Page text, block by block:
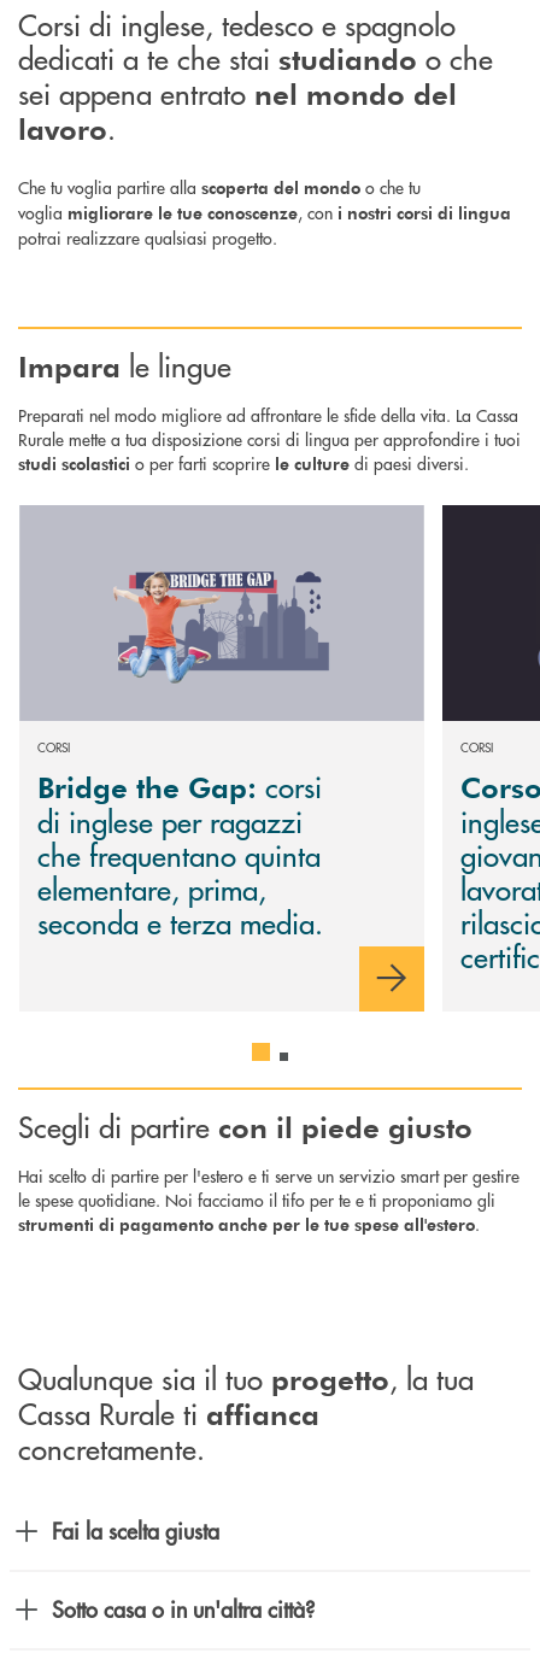
Corsi di inglese, tedesco e spagnolo
dedicati a te che stai studiando o che
sei appena entrato nel mondo del
lavoro.
Che tu voglia partire alla scoperta del mondo o che tu
voglia migliorare le tue conoscenze, con i nostri corsi di lingua
potrai realizzare qualsiasi progetto.
Impara le lingue
Preparati nel modo migliore ad affrontare le sfide della vita. La Cassa
Rurale mette a tua disposizione corsi di lingua per approfondire i tuoi
studi scolastici o per farti scoprire le culture di paesi diversi.
CORSI
Bridge the Gap: corsi
di inglese per ragazzi
che frequentano quinta
elementare, prima,
seconda e terza media.
CORSI
Scegli di partire con il piede giusto
Hai scelto di partire per l'estero e ti serve un servizio smart per gestire
le spese quotidiane. Noi facciamo il tifo per te e ti proponiamo gli
strumenti di pagamento anche per le tue spese all'estero.
Qualunque sia il tuo progetto, la tua
Cassa Rurale ti affianca
concretamente.
Fai la scelta giusta
Sotto casa o in un'altra città?